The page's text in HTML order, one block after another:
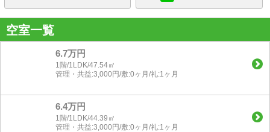
空室一覧
6.7万円
1階/1LDK/47.54㎡
管理・共益:3,000円/敷:0ヶ月/礼:1ヶ月
6.4万円
1階/1LDK/44.39㎡
管理・共益:3,000円/敷:0ヶ月/礼:1ヶ月